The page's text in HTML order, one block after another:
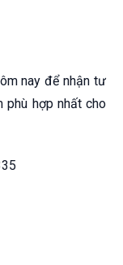
nay để nhận tư
phù hợp nhất cho